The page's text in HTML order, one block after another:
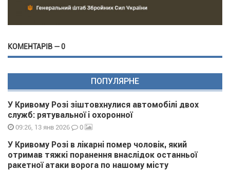
КОМЕНТАРІВ — 0
ПОПУЛЯРНЕ
У Кривому Розі зіштовхнулися автомобілі двох
служб: рятувальної і охоронної
09:26, 13 янв 2026 0
У Кривому Розі в лікарні помер чоловік, який
отримав тяжкі поранення внаслідок останньої
ракетної атаки ворога по нашому місту